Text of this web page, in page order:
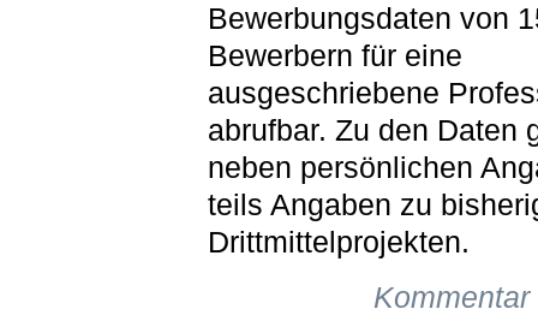
Bewerbungsdaten von
Bewerbern für eine
ausgeschriebene
abrufbar. Zu den Daten
neben persönlichen
teils Angaben zu
Drittmittelprojekten.